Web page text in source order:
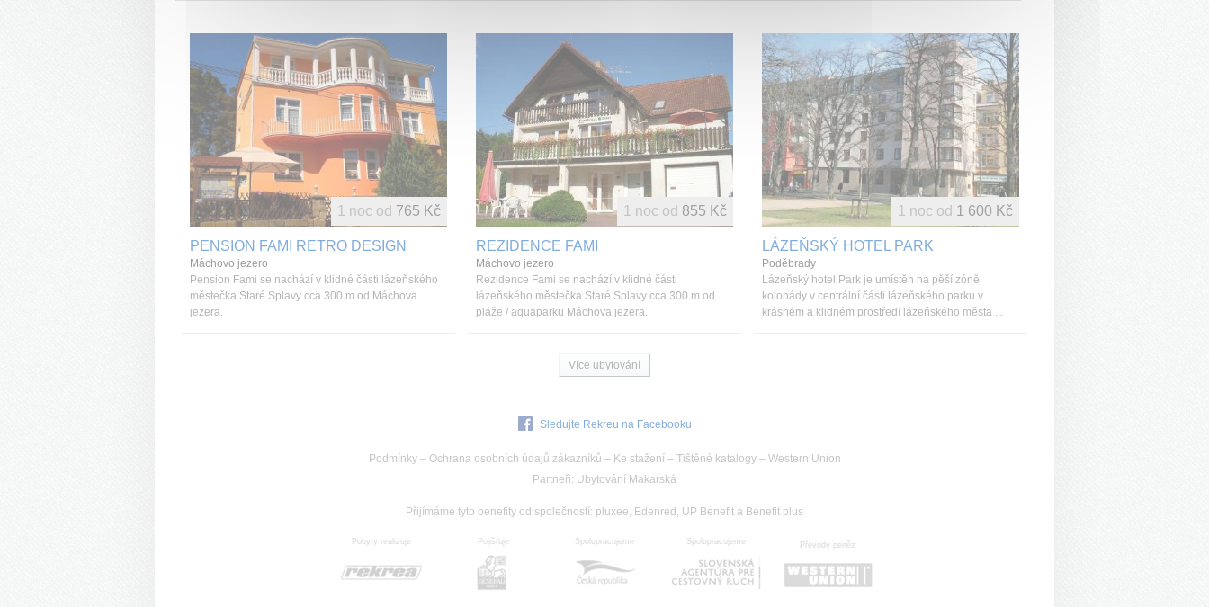
PENSION FAMI RETRO DESIGN
Máchovo jezero
Pension Fami se nachází v klidné části lázeňského
městečka Staré Splavy cca 300 m od Máchova
jezera.
1 noc od 765 Kč
REZIDENCE FAMI
Máchovo jezero
Rezidence Fami se nachází v klidné části
lázeňského městečka Staré Splavy cca 300 m od
pláže / aquaparku Máchova jezera.
1 noc od 855 Kč
LÁZEŇSKÝ HOTEL PARK
Poděbrady
Lázeňský hotel Park je umístěn na pěší zóně
kolonády v centrální části lázeňského parku v
krásném a klidném prostředí lázeňského města ...
1 noc od 1 600 Kč
Více ubytování
Sledujte Rekreu na Facebooku
Podmínky– Ochrana osobních údajů zákazníků – Ke stažení– Tištěné katalogy– Western Union
Partneři: Ubytování Makarská
Přijímáme tyto benefity od společností: pluxee, Edenred, UP Benefit a Benefit plus
Pobyty realizuje Pojišťuje Spolupracujeme Spolupracujeme Převody peněz